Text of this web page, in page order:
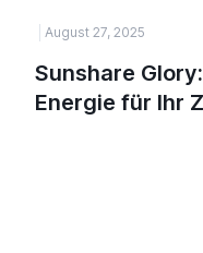
August 27, 2025
Sunshare
Energie für Ihr